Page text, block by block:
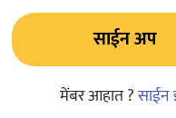
साईन अप
मेंबर आहात ?साईन